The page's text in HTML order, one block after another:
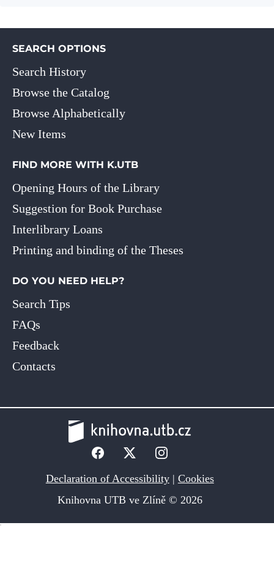
SEARCH OPTIONS
Search History
Browse the Catalog
Browse Alphabetically
New Items
FIND MORE WITH K.UTB
Opening Hours of the Library
Suggestion for Book Purchase
Interlibrary Loans
Printing and binding of the Theses
DO YOU NEED HELP?
Search Tips
FAQs
Feedback
Contacts
Declaration of Accessibility| Cookies
Knihovna UTB ve Zlíně © 2026